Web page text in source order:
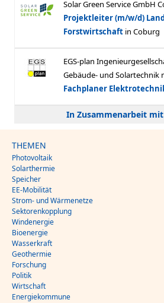
In Zusammenarbeit mit
THEMEN
Photovoltaik
Solarthermie
Speicher
EE-Mobilität
Strom- und Wärmenetze
Sektorenkopplung
Windenergie
Bioenergie
Wasserkraft
Geothermie
Forschung
Politik
Wirtschaft
Energiekommune